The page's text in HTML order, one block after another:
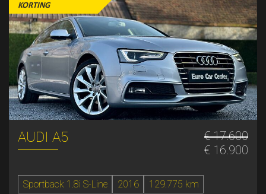
KORTING
AUDI A5
€ 17.600
€ 16.900
Sportback 1.8i S-Line 2016 129.775 km